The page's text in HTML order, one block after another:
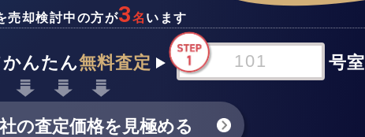
売却検討中の方が3名 います
んたん無料査定 号室
の査定価格を見極める